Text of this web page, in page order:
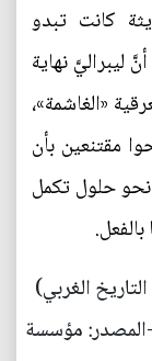
الحديثة كانت تبدو
ليبراليَّ نهاية
«الغاشمة»،
مقتنعين بأن
نحو حلول تكمل
الغربي)
المصدر: مؤسسة